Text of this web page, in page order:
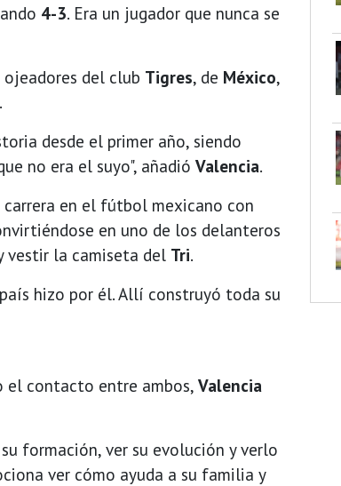
4-3. Era un jugador que nunca se
del club Tigres, de México,
desde el primer año, siendo
no era el suyo", añadió Valencia.
en el fútbol mexicano con
en uno de los delanteros
vestir la camiseta del Tri.
hizo por él. Allí construyó toda su
el contacto entre ambos, Valencia
formación, ver su evolución y verlo
ver cómo ayuda a su familia y